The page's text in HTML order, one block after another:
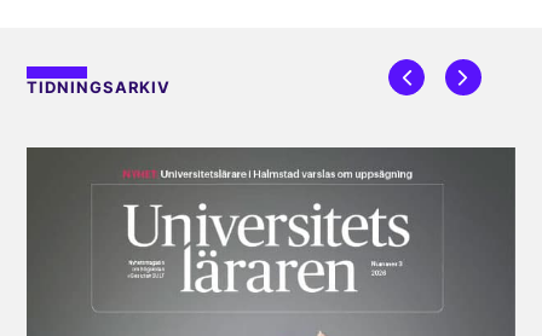
TIDNINGSARKIV